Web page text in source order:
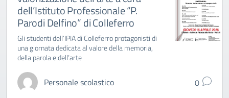
dell’Istituto Professionale “P.
Parodi Delfino” di Colleferro
Gli studenti dell’IPIA di Colleferro protagonisti di
una giornata dedicata al valore della memoria,
della parola e dell’arte
Personale scolastico 0